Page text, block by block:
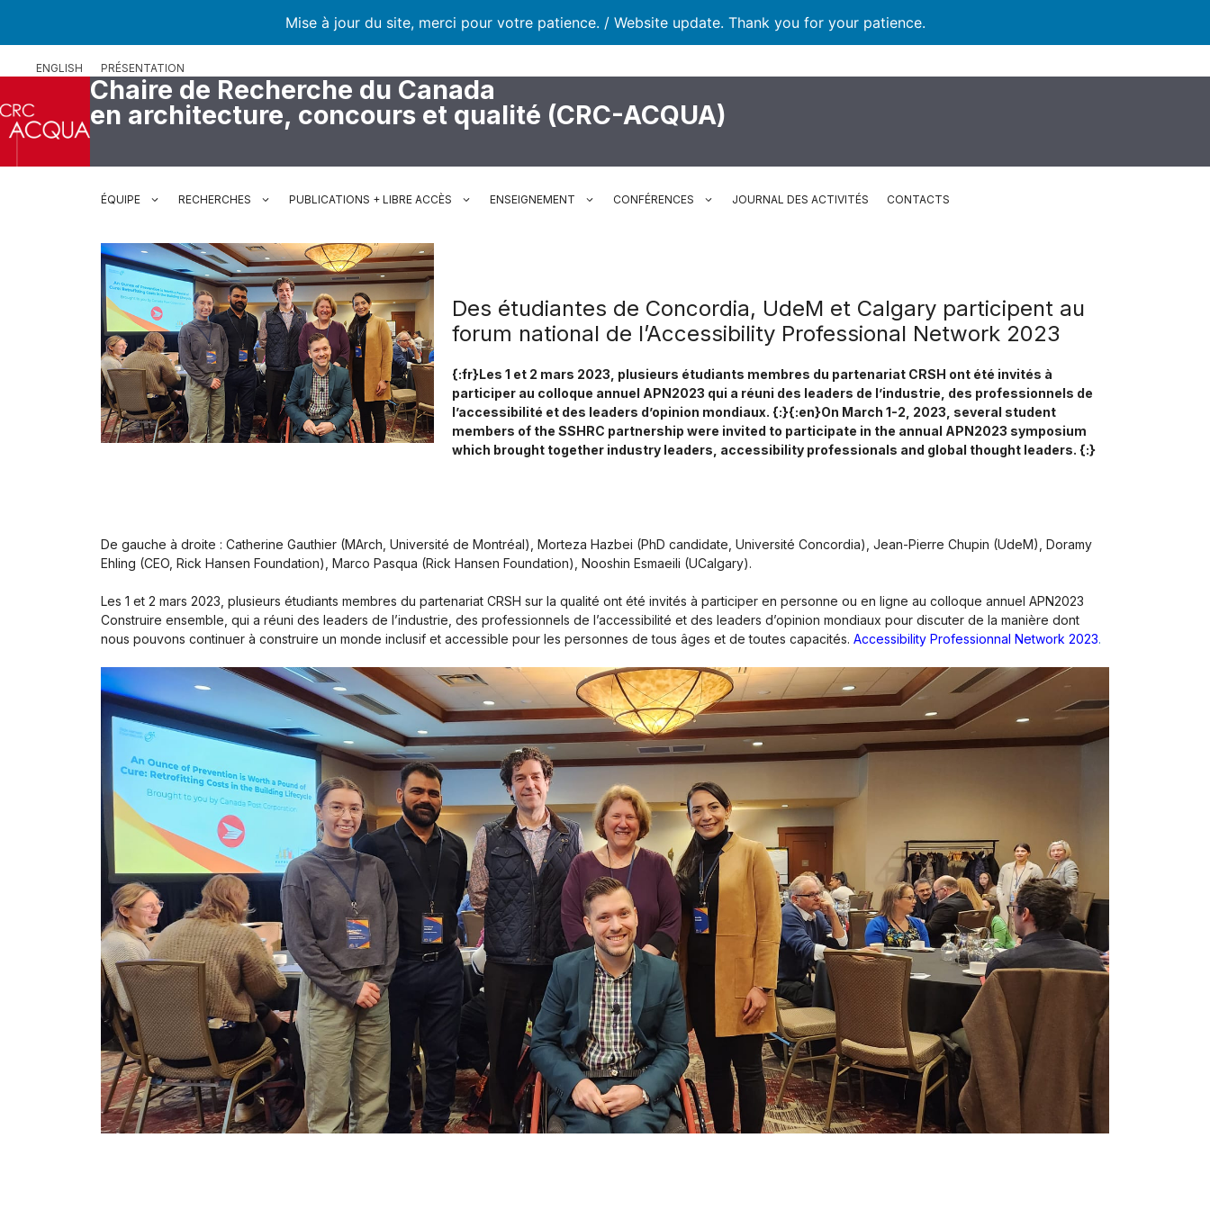
Mise à jour du site, merci pour votre patience. / Website update. Thank you for your patience.
ENGLISH PRÉSENTATION
Chaire de Recherche du Canada
en architecture, concours et qualité (CRC-ACQUA)
ÉQUIPE RECHERCHES PUBLICATIONS + LIBRE ACCÈS ENSEIGNEMENT CONFÉRENCES JOURNAL DES ACTIVITÉS CONTACTS
Des étudiantes de Concordia, UdeM et Calgary participent au
forum national de l’Accessibility Professional Network 2023
{:fr}Les 1 et 2 mars 2023, plusieurs étudiants membres du partenariat CRSH ont été invités à
participer au colloque annuel APN2023 qui a réuni des leaders de l’industrie, des professionnels de
l’accessibilité et des leaders d’opinion mondiaux. {:}{:en}On March 1-2, 2023, several student
members of the SSHRC partnership were invited to participate in the annual APN2023 symposium
which brought together industry leaders, accessibility professionals and global thought leaders. {:}
De gauche à droite : Catherine Gauthier (MArch, Université de Montréal), Morteza Hazbei (PhD candidate, Université Concordia), Jean-Pierre Chupin (UdeM), Doramy
Ehling (CEO, Rick Hansen Foundation), Marco Pasqua (Rick Hansen Foundation), Nooshin Esmaeili (UCalgary).
Les 1 et 2 mars 2023, plusieurs étudiants membres du partenariat CRSH sur la qualité ont été invités à participer en personne ou en ligne au colloque annuel APN2023
Construire ensemble, qui a réuni des leaders de l’industrie, des professionnels de l’accessibilité et des leaders d’opinion mondiaux pour discuter de la manière dont
nous pouvons continuer à construire un monde inclusif et accessible pour les personnes de tous âges et de toutes capacités. Accessibility Professionnal Network 2023.